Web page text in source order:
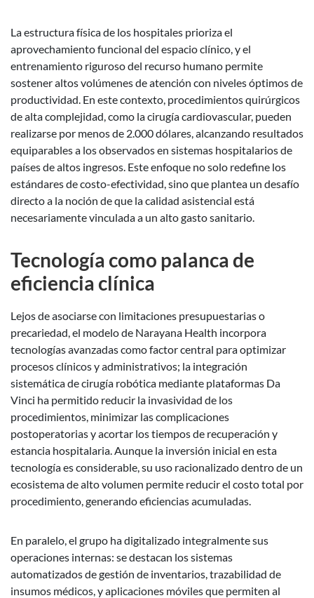
La estructura física de los hospitales prioriza el
aprovechamiento funcional del espacio clínico, y el
entrenamiento riguroso del recurso humano permite
sostener altos volúmenes de atención con niveles óptimos de
productividad. En este contexto, procedimientos quirúrgicos
de alta complejidad, como la cirugía cardiovascular, pueden
realizarse por menos de 2.000 dólares, alcanzando resultados
equiparables a los observados en sistemas hospitalarios de
países de altos ingresos. Este enfoque no solo redefine los
estándares de costo-efectividad, sino que plantea un desafío
directo a la noción de que la calidad asistencial está
necesariamente vinculada a un alto gasto sanitario.
Tecnología como palanca de
eficiencia clínica
Lejos de asociarse con limitaciones presupuestarias o
precariedad, el modelo de Narayana Health incorpora
tecnologías avanzadas como factor central para optimizar
procesos clínicos y administrativos; la integración
sistemática de cirugía robótica mediante plataformas Da
Vinci ha permitido reducir la invasividad de los
procedimientos, minimizar las complicaciones
postoperatorias y acortar los tiempos de recuperación y
estancia hospitalaria. Aunque la inversión inicial en esta
tecnología es considerable, su uso racionalizado dentro de un
ecosistema de alto volumen permite reducir el costo total por
procedimiento, generando eficiencias acumuladas.
En paralelo, el grupo ha digitalizado integralmente sus
operaciones internas: se destacan los sistemas
automatizados de gestión de inventarios, trazabilidad de
insumos médicos, y aplicaciones móviles que permiten al